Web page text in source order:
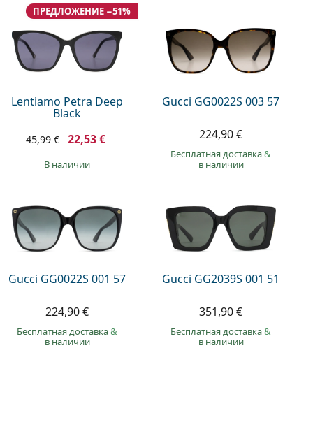
Lentiamo Petra Deep
Black
ПРЕДЛОЖЕНИЕ −51%
45,99 € 22,53 €
в наличии
Gucci GG0022S 003 57
224,90 €
Бесплатная доставка&
в наличии
Gucci GG0022S 001 57
224,90 €
Бесплатная доставка&
в наличии
Gucci GG2039S 001 51
351,90 €
Бесплатная доставка&
в наличии